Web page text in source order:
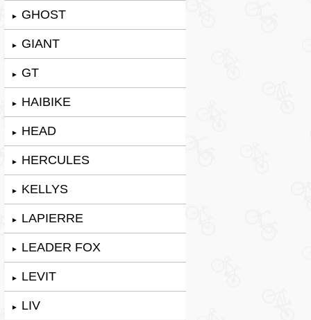
► GHOST
► GIANT
► GT
► HAIBIKE
► HEAD
► HERCULES
► KELLYS
► LAPIERRE
► LEADER FOX
► LEVIT
► LIV